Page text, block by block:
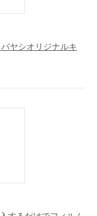
ヤシオリジナルキ